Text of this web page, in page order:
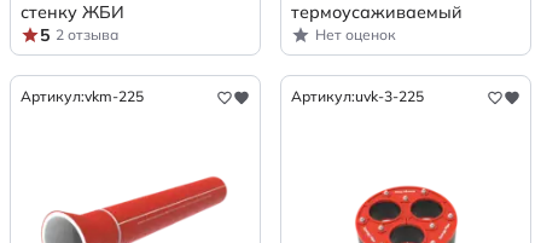
стенку ЖБИ
5 2 отзыва
термоусаживаемый
Нет оценок
Артикул:vkm-225 Артикул:uvk-3-225